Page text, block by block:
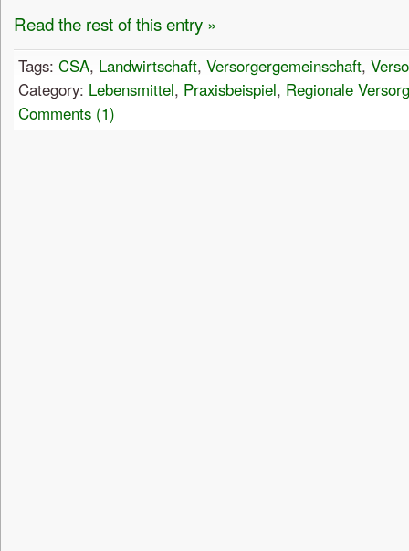
Read the rest of this entry »
Tags: CSA, Landwirtschaft, Versorgergemeinschaft,
Category: Lebensmittel, Praxisbeispiel, Regionale
Comments (1)